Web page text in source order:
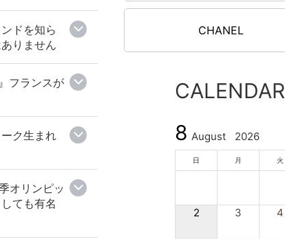
ドを知ら
りません
フランスが
ク生まれ
オリンピッ
ても有名
CHANEL
CALENDAR
8 August 2026
日 月 火
2 3 4